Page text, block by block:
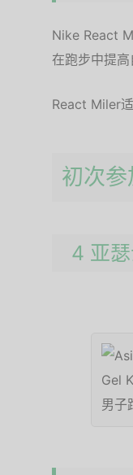
Nike React
在跑步中提
React Miler
初次
4 亚